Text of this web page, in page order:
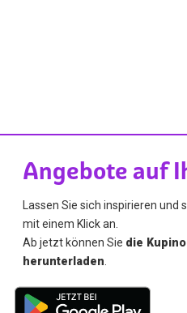
Angebote auf
Lassen Sie sich inspirieren und
mit einem Klick an.
Ab jetzt können Sie die
herunterladen